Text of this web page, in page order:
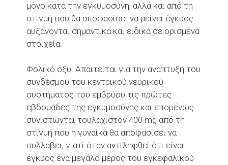
μόνο κατά την εγκυμοσύνη, αλλά και από τη
στιγμή που θα αποφασίσει να μείνει έγκυος
αυξάνονται σημαντικά και ειδικά σε ορισμένα
στοιχεία.
Φολικό οξύ. Απαιτείται για την ανάπτυξη του
συνδέσμου του κεντρικού νευρικού
συστήματος του εμβρύου τις πρώτες
εβδομάδες της εγκυμοσύνης και επομένως
συνιστώνται τουλάχιστον 400 mg από τη
στιγμή που η γυναίκα θα αποφασίσει να
συλλάβει, γιατί όταν αντιληφθεί ότι είναι
έγκυος ένα μεγάλο μέρος του εγκεφαλικού